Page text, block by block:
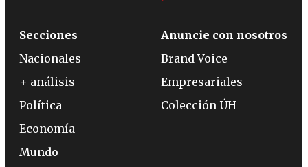
Secciones
Nacionales
+ análisis
Política
Economía
Mundo
Anuncie con nosotros
Brand Voice
Empresariales
Colección ÚH